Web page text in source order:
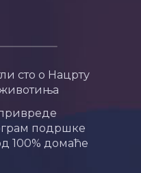
сто о Нацрту
подршке
100% домаће